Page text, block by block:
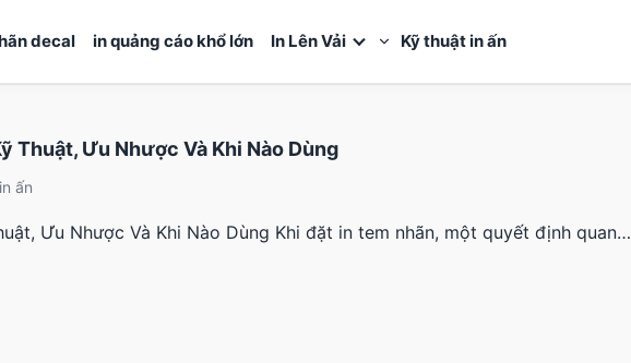
decal in quảng cáo khổ lớn In Lên Vải Kỹ thuật in ấn
Thuật, Ưu Nhược Và Khi Nào Dùng
ấn
Ưu Nhược Và Khi Nào Dùng Khi đặt in tem nhãn, một quyết định quan…